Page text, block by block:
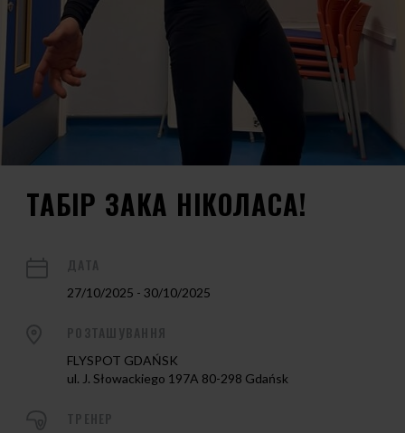
ТАБІР ЗАКА НІКОЛАСА!
27/10/2025 - 30/10/2025
FLYSPOT GDAŃSK
ul. J. Słowackiego 197A 80-298 Gdańsk